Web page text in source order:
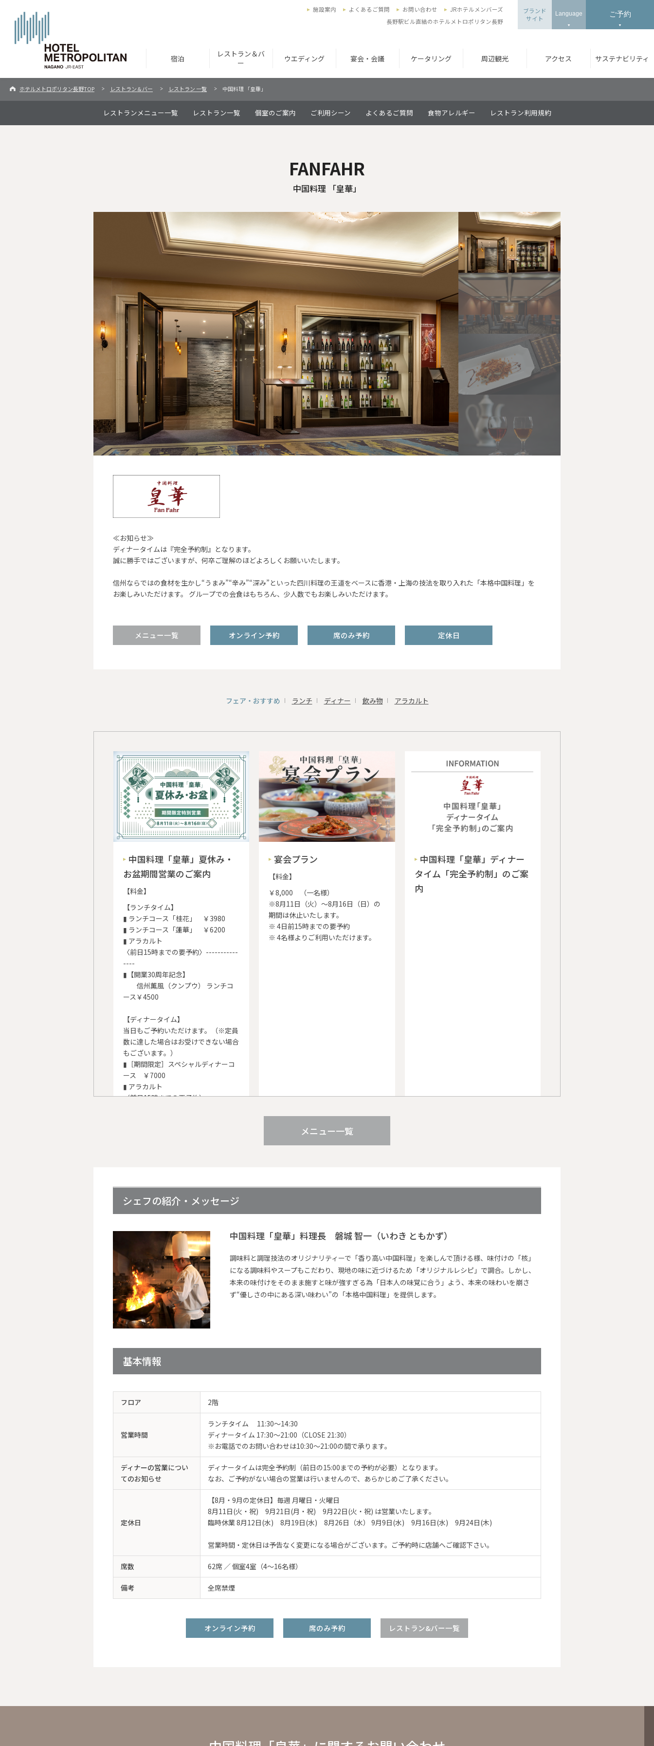
宿泊
レストラン＆バ
ー
ウエディング 宴会・会議 ケータリング 周辺観光 アクセス サステナビリティ
施設案内 よくあるご質問 お問い合わせ
JRホテルメンバーズ
長野駅ビル直結のホテルメトロポリタン長野
ブランド
サイト
Language ご予約
ホテルメトロポリタン長野TOP レストラン＆バー レストラン 一覧 中国料理 「皇華」
レストランメニュー一覧 レストラン一覧 個室のご案内 ご利用シーン よくあるご質問 食物アレルギー レストラン利用規約
FANFAHR
中国料理 「皇華」
≪お知らせ≫
ディナータイムは『完全予約制』となります。
誠に勝手ではございますが、何卒ご理解のほどよろしくお願いいたします。
信州ならではの食材を生かし“うまみ”“辛み”“深み”といった四川料理の王道をベースに香港・上海の技法を取り入れた「本格中国料理」を
お楽しみいただけます。 グループでの会食はもちろん、少人数でもお楽しみいただけます。
メニュー一覧 オンライン予約 席のみ予約 定休日
フェア・おすすめ ランチ ディナー 飲み物 アラカルト
中国料理「皇華」夏休み・
お盆期間営業のご案内
【料金】
【ランチタイム】
▮ ランチコース「桂花」 ￥3980
▮ ランチコース「蓮華」 ￥6200
▮ アラカルト
〈前日15時までの要予約〉-----------
----
▮【開業30周年記念】
信州薫風（クンプウ） ランチコ
ース￥4500
【ディナータイム】
当日もご予約いただけます。（※定員
数に達した場合はお受けできない場合
もございます。）
▮［期間限定］スペシャルディナーコ
ース ￥7000
▮ アラカルト
〈前日15時までの要予約〉-----------
宴会プラン
【料金】
￥8,000 （一名様）
※8月11日（火）～8月16日（日）の
期間は休止いたします。
※ 4日前15時までの要予約
※ 4名様よりご利用いただけます。
中国料理「皇華」ディナー
タイム「完全予約制」のご案
内
【開業30周年記念】多謝晒
（ドーチェーサイ）ディナー
コース
開業より30年、支えてくださった方々に
深い感謝を込めて、私たちのふるさと、
【料金】
る、広州が誇る豊かな食文化
が誇る豊かな食文化の深みを。ー その真
【料金】
￥15,000
※ご予約は2営業日前15時までにお願
※2名様よりご利用いただけます。
メニュー
メニュー一覧
シェフの紹介・メッセージ
中国料理「皇華」料理長 磐城 智一 （いわき ともかず）
調味料と調理技法のオリジナリティーで「香り高い中国料理」を楽しんで頂ける様、味付けの「核」
になる調味料やスープもこだわり、現地の味に近づけるため「オリジナルレシピ」で調合。しかし、
本来の味付けをそのまま施すと味が強すぎる為「日本人の味覚に合う」よう、本来の味わいを崩さ
ず“優しさの中にある深い味わい”の「本格中国料理」を提供します。
基本情報
フロア 2階
営業時間
ランチタイム 11:30～14:30
ディナータイム 17:30～21:00（CLOSE 21:30）
※お電話でのお問い合わせは10:30～21:00の間で承ります。
ディナーの営業につい
てのお知らせ
ディナータイムは完全予約制（前日の15:00までの予約が必要）となります。
なお、ご予約がない場合の営業は行いませんので、あらかじめご了承ください。
定休日
【8月・9月の定休日】毎週 月曜日・火曜日
8月11日(火・祝) 9月21日(月・祝) 9月22日(火・祝) は営業いたします。
臨時休業 8月12日(水) 8月19日(水) 8月26日（水） 9月9日(水) 9月16日(水) 9月24日(木)
営業時間・定休日は予告なく変更になる場合がございます。ご予約時に店舗へご確認下さい。
席数 62席 ／ 個室4室（4～16名様）
備考 全席禁煙
オンライン予約 席のみ予約 レストラン&バー一覧